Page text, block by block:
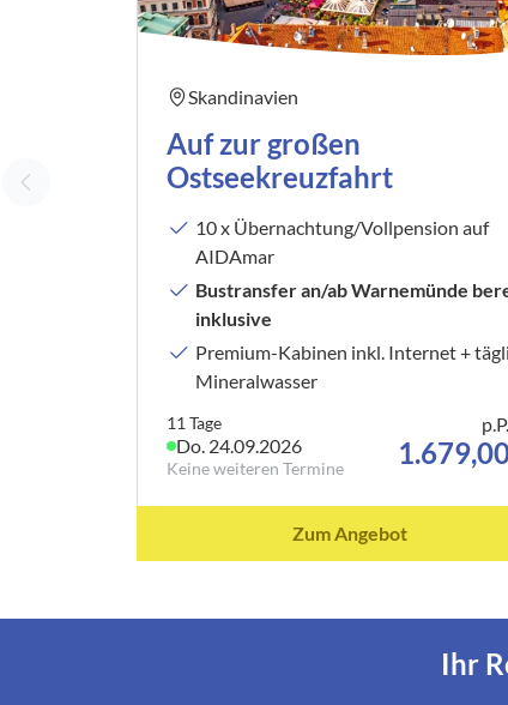
Skandinavien
Auf zur großen
Ostseekreuzfahrt
10 x Übernachtung/Vollpension auf
AIDAmar
Bustransfer an/ab Warnemünde
inklusive
Premium-Kabinen inkl. Internet +
Mineralwasser
11 Tage
Do. 24.09.2026
Keine weiteren Termine
Zum Angebot
Ihr